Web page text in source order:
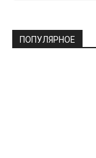
ПОПУЛЯРНОЕ